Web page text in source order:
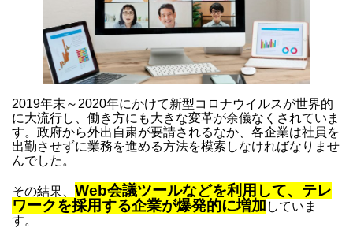
2019年末～2020年にかけて新型コロナウイルスが世界的
に大流行し、働き方にも大きな変革が余儀なくされていま
す。政府から外出自粛が要請されるなか、各企業は社員を
出勤させずに業務を進める方法を模索しなければなりませ
んでした。
その結果、 Web会議ツールなどを利用して、テレ
ワークを採用する企業が爆発的に増加 していま
す。